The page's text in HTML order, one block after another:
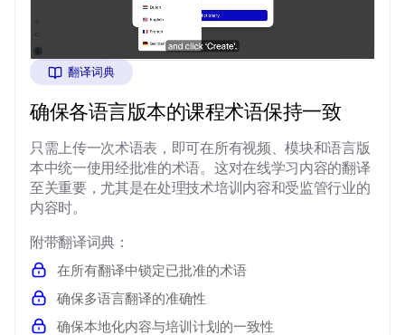
翻译词典
确保各语言版本的课程术语保持一致
只需上传一次术语表，即可在所有视频、模块和语言版
本中统一使用经批准的术语。这对在线学习内容的翻译
至关重要，尤其是在处理技术培训内容和受监管行业的
内容时。
附带翻译词典：
在所有翻译中锁定已批准的术语
确保多语言翻译的准确性
确保本地化内容与培训计划的一致性